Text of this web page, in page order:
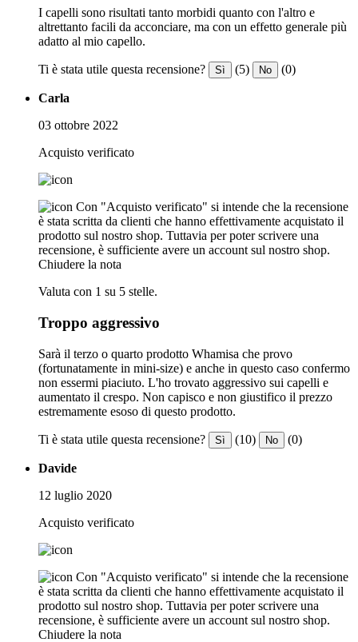
I capelli sono risultati tanto morbidi quanto con l'altro e
altrettanto facili da acconciare, ma con un effetto generale più
adatto al mio capello.
Ti è stata utile questa recensione? Sì (5) No (0)
Carla
03 ottobre 2022
Acquisto verificato
Con "Acquisto verificato" si intende che la recensione
è stata scritta da clienti che hanno effettivamente acquistato il
prodotto sul nostro shop. Tuttavia per poter scrivere una
recensione, è sufficiente avere un account sul nostro shop.
Chiudere la nota
Valuta con 1 su 5 stelle.
Troppo aggressivo
Sarà il terzo o quarto prodotto Whamisa che provo
(fortunatamente in mini-size) e anche in questo caso confermo
non essermi piaciuto. L'ho trovato aggressivo sui capelli e
aumentato il crespo. Non capisco e non giustifico il prezzo
estremamente esoso di questo prodotto.
Ti è stata utile questa recensione? Sì (10) No (0)
Davide
12 luglio 2020
Acquisto verificato
Con "Acquisto verificato" si intende che la recensione
è stata scritta da clienti che hanno effettivamente acquistato il
prodotto sul nostro shop. Tuttavia per poter scrivere una
recensione, è sufficiente avere un account sul nostro shop.
Chiudere la nota